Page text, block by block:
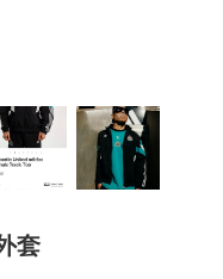
套